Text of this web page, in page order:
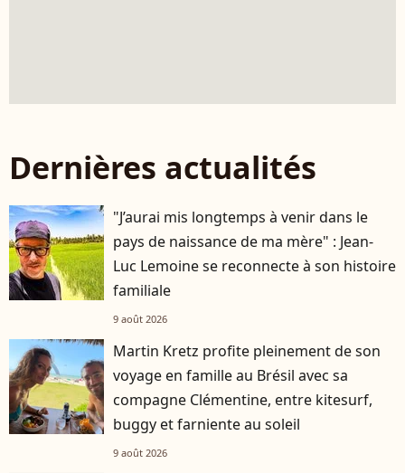
Dernières actualités
"J’aurai mis longtemps à venir dans le
pays de naissance de ma mère" : Jean-
Luc Lemoine se reconnecte à son histoire
familiale
9 août 2026
Martin Kretz profite pleinement de son
voyage en famille au Brésil avec sa
compagne Clémentine, entre kitesurf,
buggy et farniente au soleil
9 août 2026